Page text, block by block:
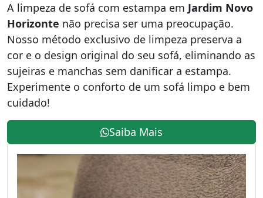
A limpeza de sofá com estampa em Jardim Novo
Horizonte não precisa ser uma preocupação.
Nosso método exclusivo de limpeza preserva a
cor e o design original do seu sofá, eliminando as
sujeiras e manchas sem danificar a estampa.
Experimente o conforto de um sofá limpo e bem
cuidado!
Saiba Mais